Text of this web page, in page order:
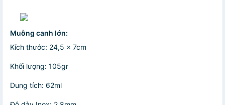
Muỗng canh lớn:
Kích thước: 24,5 x 7cm
Khối lượng: 105gr
Dung tích: 62ml